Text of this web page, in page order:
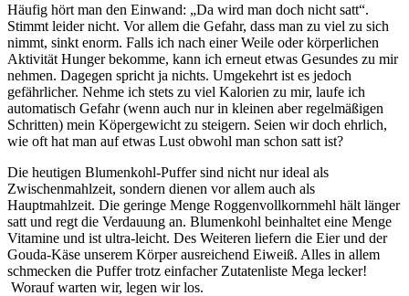
Häufig hört man den Einwand: „Da wird man doch nicht satt“.
Stimmt leider nicht. Vor allem die Gefahr, dass man zu viel zu sich
nimmt, sinkt enorm. Falls ich nach einer Weile oder körperlichen
Aktivität Hunger bekomme, kann ich erneut etwas Gesundes zu mir
nehmen. Dagegen spricht ja nichts. Umgekehrt ist es jedoch
gefährlicher. Nehme ich stets zu viel Kalorien zu mir, laufe ich
automatisch Gefahr (wenn auch nur in kleinen aber regelmäßigen
Schritten) mein Köpergewicht zu steigern. Seien wir doch ehrlich,
wie oft hat man auf etwas Lust obwohl man schon satt ist?
Die heutigen Blumenkohl-Puffer sind nicht nur ideal als
Zwischenmahlzeit, sondern dienen vor allem auch als
Hauptmahlzeit. Die geringe Menge Roggenvollkornmehl hält länger
satt und regt die Verdauung an. Blumenkohl beinhaltet eine Menge
Vitamine und ist ultra-leicht. Des Weiteren liefern die Eier und der
Gouda-Käse unserem Körper ausreichend Eiweiß. Alles in allem
schmecken die Puffer trotz einfacher Zutatenliste Mega lecker!
Worauf warten wir, legen wir los.